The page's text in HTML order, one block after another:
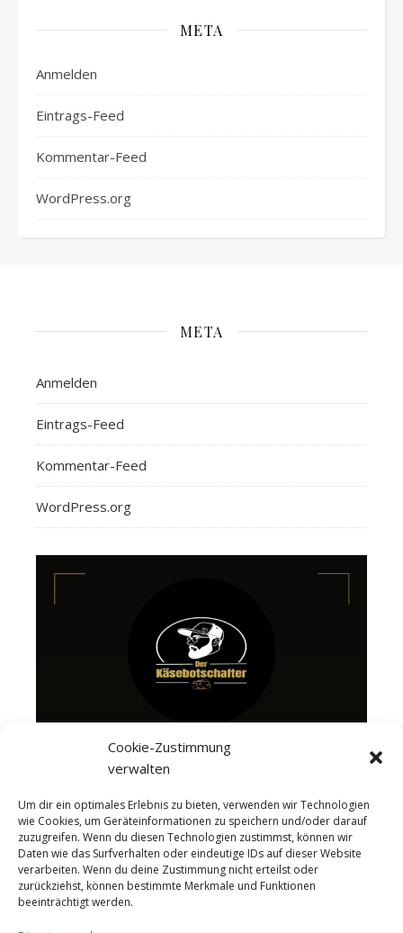
Cookie-Zustimmung
verwalten
Um dir ein optimales Erlebnis zu bieten, verwenden wir Technologien
wie Cookies, um Geräteinformationen zu speichern und/oder darauf
zuzugreifen. Wenn du diesen Technologien zustimmst, können wir
Daten wie das Surfverhalten oder eindeutige IDs auf dieser Website
verarbeiten. Wenn du deine Zustimmung nicht erteilst oder
zurückziehst, können bestimmte Merkmale und Funktionen
beeinträchtigt werden.
META
Anmelden
Eintrags-Feed
Kommentar-Feed
WordPress.org
META
Anmelden
Eintrags-Feed
Kommentar-Feed
WordPress.org